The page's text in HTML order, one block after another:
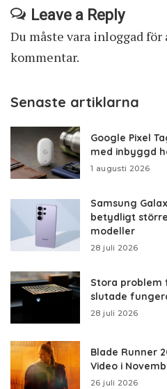
Leave a Reply
Du måste vara inloggadför
kommentar.
Senaste artiklarna
Google Pixel
med inbyggd
1 augusti 2026
Samsung
betydligt
modeller
28 juli 2026
Stora problem
slutade
28 juli 2026
Blade Runner
Video i
26 juli 2026